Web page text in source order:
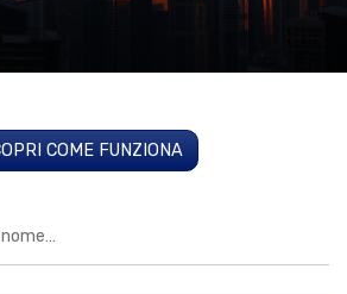
COME FUNZIONA